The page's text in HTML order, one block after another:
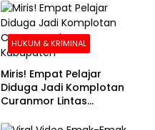
HUKUM & KRIMINAL
Miris! Empat Pelajar
Diduga Jadi Komplotan
Curanmor Lintas